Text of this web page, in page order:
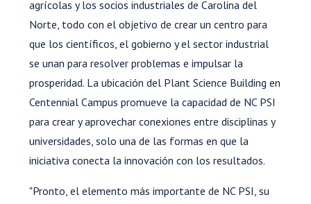
agrícolas y los socios industriales de Carolina del
Norte, todo con el objetivo de crear un centro para
que los científicos, el gobierno y el sector industrial
se unan para resolver problemas e impulsar la
prosperidad. La ubicación del Plant Science Building en
Centennial Campus promueve la capacidad de NC PSI
para crear y aprovechar conexiones entre disciplinas y
universidades, solo una de las formas en que la
iniciativa conecta la innovación con los resultados.
"Pronto, el elemento más importante de NC PSI, su